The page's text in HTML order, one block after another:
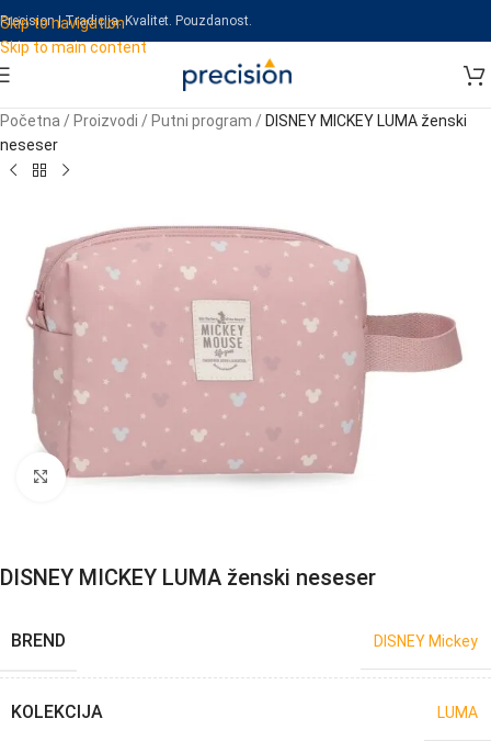
Skip to navigation
Skip to main content
Precision | Tradicija. Kvalitet. Pouzdanost.
Početna / Proizvodi / Putni program / DISNEY MICKEY LUMA ženski
neseser
DISNEY MICKEY LUMA ženski neseser
BREND DISNEY Mickey
KOLEKCIJA LUMA